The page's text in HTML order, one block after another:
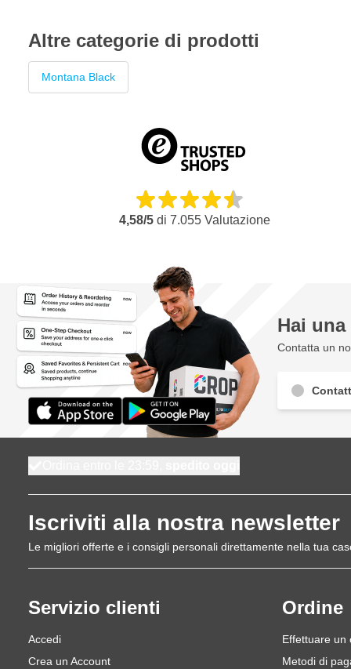
Altre categorie di prodotti
Montana Black
4,58/5di 7.055Valutazione
Hai
Contatta un
Iscriviti alla nostra newsletter
Le migliori offerte e i consigli personali direttamente nella tua
Servizio clienti
Accedi
Crea un Account
Ordine
Effettuare un
Metodi di